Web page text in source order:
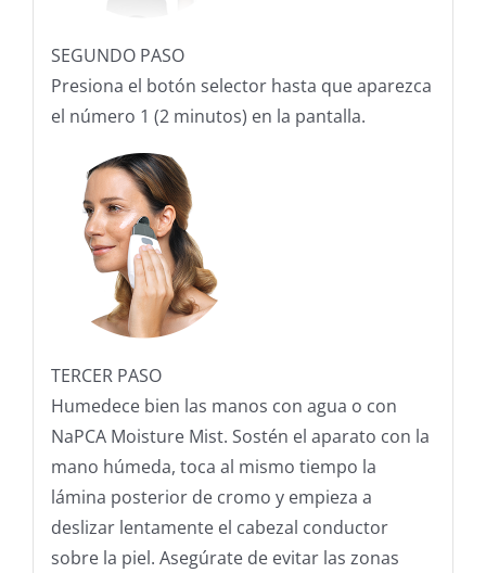
SEGUNDO PASO
Presiona el botón selector hasta que aparezca
el número 1 (2 minutos) en la pantalla.
TERCER PASO
Humedece bien las manos con agua o con
NaPCA Moisture Mist. Sostén el aparato con la
mano húmeda, toca al mismo tiempo la
lámina posterior de cromo y empieza a
deslizar lentamente el cabezal conductor
sobre la piel. Asegúrate de evitar las zonas